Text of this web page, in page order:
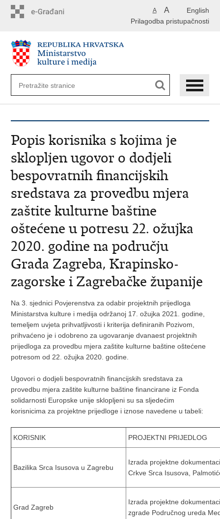
English
A A
Prilagodba pristupačnosti
Popis korisnika s kojima je
sklopljen ugovor o dodjeli
bespovratnih financijskih
sredstava za provedbu mjera
zaštite kulturne baštine
oštećene u potresu 22. ožujka
2020. godine na području
Grada Zagreba, Krapinsko-
zagorske i Zagrebačke županije
Na 3. sjednici Povjerenstva za odabir projektnih prijedloga
Ministarstva kulture i medija održanoj 17. ožujka 2021. godine,
temeljem uvjeta prihvatljivosti i kriterija definiranih Pozivom,
prihvaćeno je i odobreno za ugovaranje dvanaest projektnih
prijedloga za provedbu mjera zaštite kulturne baštine oštećene
potresom od 22. ožujka 2020. godine.
Ugovori o dodjeli bespovratnih financijskih sredstava za
provedbu mjera zaštite kulturne baštine financirane iz Fonda
solidarnosti Europske unije sklopljeni su sa sljedećim
korisnicima za projektne prijedloge i iznose navedene u tabeli:
KORISNIK PROJEKTNI PRIJEDLOG
Bazilika Srca Isusova u Zagrebu
Izrada projektne
Crkve Srca Isusova,
Grad Zagreb
Izrada projektne
zgrade Područnog ureda